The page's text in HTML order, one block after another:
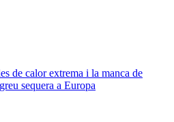
de calor extrema i la manca de
sequera a Europa